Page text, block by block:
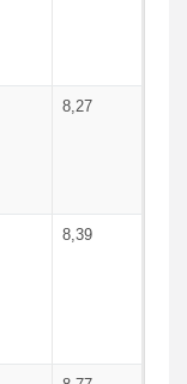
8,27
8,39